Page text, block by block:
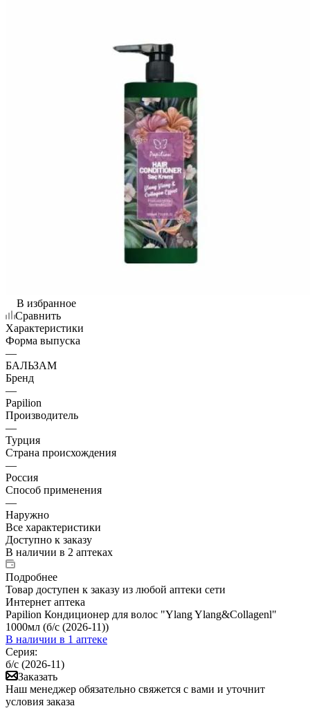
В избранное
Сравнить
Характеристики
Форма выпуска
—
БАЛЬЗАМ
Бренд
—
Papilion
Производитель
—
Турция
Страна происхождения
—
Россия
Способ применения
—
Наружно
Все характеристики
Доступно к заказу
В наличии в 2 аптеках
Подробнее
Товар доступен к заказу из любой аптеки сети
Интернет аптека
Papilion Кондиционер для волос "Ylang Ylang&Collagenl"
1000мл (б/с (2026-11))
В наличии в 1 аптеке
Серия:
б/с (2026-11)
Заказать
Наш менеджер обязательно свяжется с вами и уточнит
условия заказа